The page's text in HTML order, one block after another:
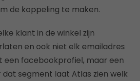
de koppeling te maken.
klant in de winkel zijn
en ook niet elk emailadres
een facebookprofiel, maar een
dat segment laat Atlas zien welk